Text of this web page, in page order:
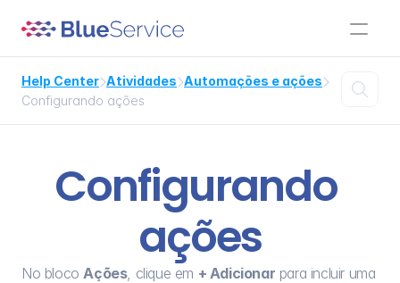
Help CenterAtividadesAutomações e ações
Configurando ações

Configurando
ações
No bloco Ações, clique em + Adicionar para incluir uma